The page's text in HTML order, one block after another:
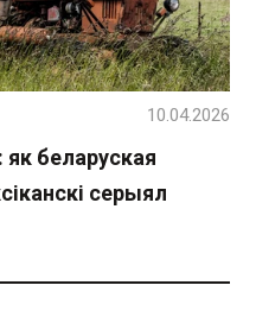
беларуская
серыял
10.04.2026